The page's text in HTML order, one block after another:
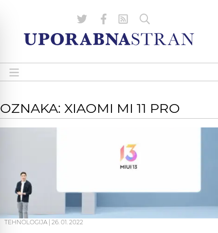
OZNAKA: XIAOMI MI 11 PRO
TEHNOLOGIJA 26. 01. 2022